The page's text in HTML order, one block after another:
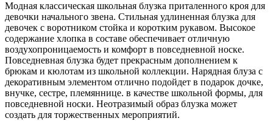
Модная классическая школьная блузка приталенного кроя для
девочки начального звена. Стильная удлиненная блузка для
девочек с воротником стойка и коротким рукавом. Высокое
содержание хлопка в составе обеспечивает отличную
воздухопроницаемость и комфорт в повседневной носке.
Повседневная блузка будет прекрасным дополнением к
брюкам и кюлотам из школьной коллекции. Нарядная блуза с
декоративным элементом отлично подойдет в подарок дочке,
внучке, сестре, племяннице. в качестве школьной формы, для
повседневной носки. Неотразимый образ блузка может
создать для торжественных мероприятий.